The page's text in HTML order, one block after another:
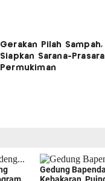
Gerakan Pilah
Siapkan Sarana-
Permukiman